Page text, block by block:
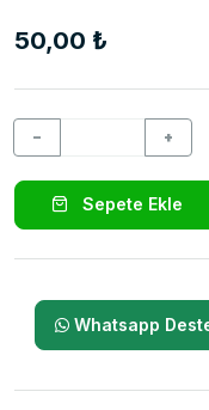
50,00 ₺
− +
Sepete Ekle
Whatsapp